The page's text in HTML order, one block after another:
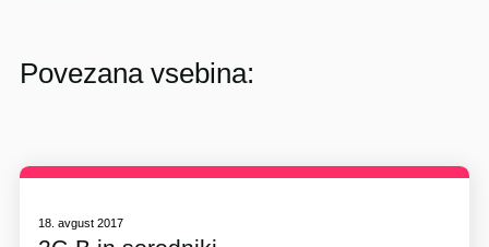
Povezana vsebina:
18. avgust 2017